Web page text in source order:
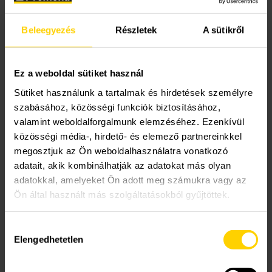
Beleegyezés Részletek A sütikről
Ez a weboldal sütiket használ
Sütiket használunk a tartalmak és hirdetések személyre
szabásához, közösségi funkciók biztosításához,
valamint weboldalforgalmunk elemzéséhez. Ezenkívül
közösségi média-, hirdető- és elemező partnereinkkel
megosztjuk az Ön weboldalhasználatra vonatkozó
adatait, akik kombinálhatják az adatokat más olyan
adatokkal, amelyeket Ön adott meg számukra vagy az
Ön által használt más szolgáltatásokból gyűjtöttek.
kiválasztása
Elengedhetetlen
meglévő WKO rendszerünket is – segít elérni azt a
semlegessé tegyük.
„Szeretnénk élen járni az energiaátállásban, ezért is
hidrogénről: milyen technikáról is van szó, hogyan
képezzük az embereinket? Hogyan lehet
biztonságosan dolgozni a hidrogénnel? Mindezért
döntünk úgy, hogy saját üzlethelyiségeinket
fenntarthatóbbá tesszük hidrogén
felhasználásával.”
A Remeha nagyon komoly tapasztalattal
2017-ben kezdte meg az első lakossági
hidrogénüzemű kazán fejlesztését. 2019 óta
széleskörű tapasztalatokkal rendelkezik az